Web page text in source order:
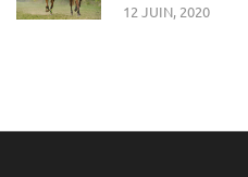
12 JUIN, 2020